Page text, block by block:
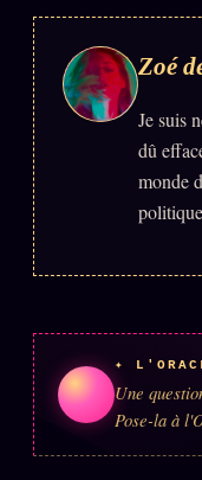
Zoé
Je suis
dû
monde
✦
Une
Pose-la à